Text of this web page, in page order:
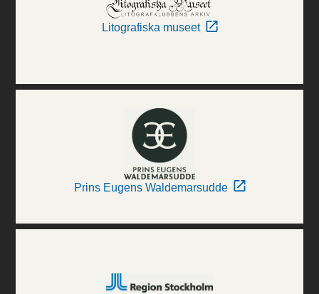
Litografiska museet
Prins Eugens Waldemarsudde